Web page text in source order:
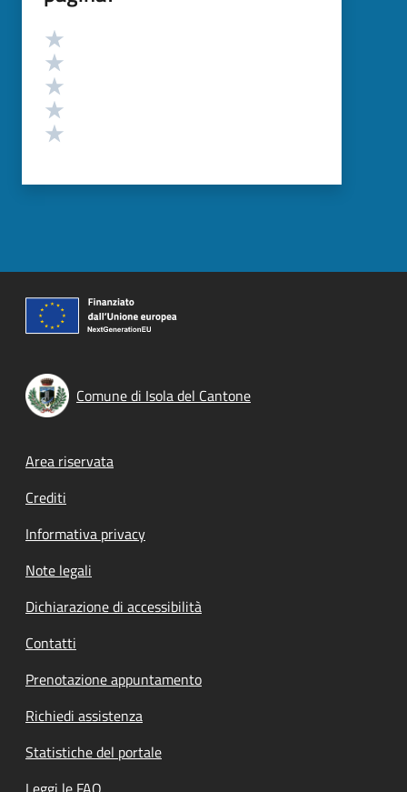
Valutazione
Comune di Isola del Cantone
Footer menu
Area riservata
Crediti
Informativa privacy
Note legali
Dichiarazione di accessibilità
Contatti
Prenotazione appuntamento
Richiedi assistenza
Statistiche del portale